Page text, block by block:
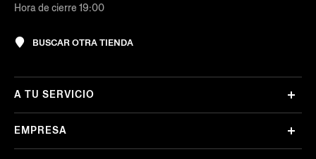
Hora de cierre 19:00
BUSCAR OTRA TIENDA
A TU SERVICIO
EMPRESA